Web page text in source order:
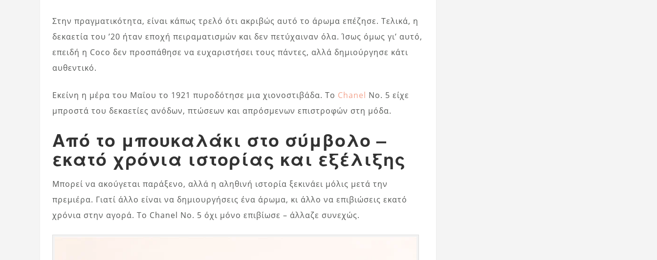
Στην πραγματικότητα, είναι κάπως τρελό ότι ακριβώς αυτό το άρωμα επέζησε. Τελικά, η
δεκαετία του ’20 ήταν εποχή πειραματισμών και δεν πετύχαιναν όλα. Ίσως όμως γι’ αυτό,
επειδή η Coco δεν προσπάθησε να ευχαριστήσει τους πάντες, αλλά δημιούργησε κάτι
αυθεντικό.
Εκείνη η μέρα του Μαΐου το 1921 πυροδότησε μια χιονοστιβάδα. Το Chanel No. 5 είχε
μπροστά του δεκαετίες ανόδων, πτώσεων και απρόσμενων επιστροφών στη μόδα.
Από το μπουκαλάκι στο σύμβολο –
εκατό χρόνια ιστορίας και εξέλιξης
Μπορεί να ακούγεται παράξενο, αλλά η αληθινή ιστορία ξεκινάει μόλις μετά την
πρεμιέρα. Γιατί άλλο είναι να δημιουργήσεις ένα άρωμα, κι άλλο να επιβιώσεις εκατό
χρόνια στην αγορά. Το Chanel No. 5 όχι μόνο επιβίωσε – άλλαζε συνεχώς.